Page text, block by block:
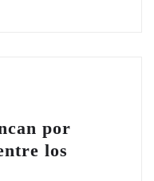
por
los